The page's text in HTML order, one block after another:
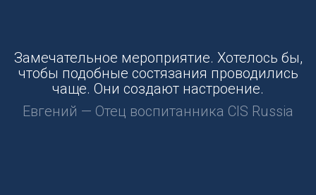
Замечательное мероприятие. Хотелось бы,
чтобы подобные состязания проводились
чаще. Они создают настроение.
Евгений — Отец воспитанника CIS Russia